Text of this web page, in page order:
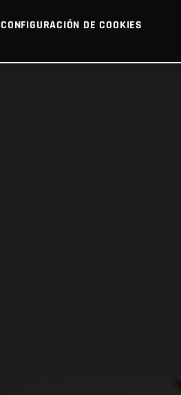
CONFIGURACIÓN DE COOKIES